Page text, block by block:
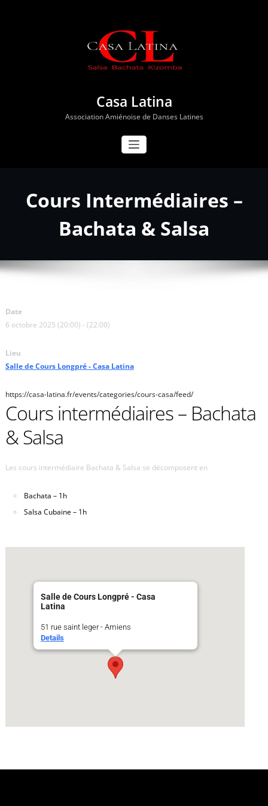
Casa Latina
Association Amiénoise de Danses Latines
Cours Intermédiaires –
Bachata & Salsa
Date
6 octobre 2025 (20:00) - (22:00)
Lieu
Salle de Cours Longpré - Casa Latina
https://casa-latina.fr/events/categories/cours-casa/feed/
Cours intermédiaires – Bachata
& Salsa
Les cours intermédiaire Bachata & Salsa se décomposent en
Bachata – 1h
Salsa Cubaine – 1h
Salle de Cours Longpré - Casa
Latina
51 rue saint leger - Amiens
Details